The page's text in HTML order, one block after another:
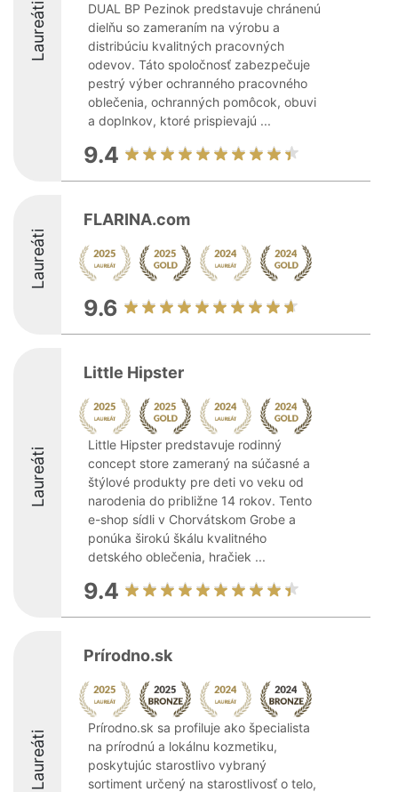
Laureáti
DUAL BP Pezinok predstavuje chránenú
dielňu so zameraním na výrobu a
distribúciu kvalitných pracovných
odevov. Táto spoločnosť zabezpečuje
pestrý výber ochranného pracovného
oblečenia, ochranných pomôcok, obuvi
a doplnkov, ktoré prispievajú ...
9.4
Laureáti
FLARINA.com
9.6
Laureáti
Little Hipster
Little Hipster predstavuje rodinný
concept store zameraný na súčasné a
štýlové produkty pre deti vo veku od
narodenia do približne 14 rokov. Tento
e-shop sídli v Chorvátskom Grobe a
ponúka širokú škálu kvalitného
detského oblečenia, hračiek ...
9.4
Laureáti
Prírodno.sk
Prírodno.sk sa profiluje ako špecialista
na prírodnú a lokálnu kozmetiku,
poskytujúc starostlivo vybraný
sortiment určený na starostlivosť o telo,